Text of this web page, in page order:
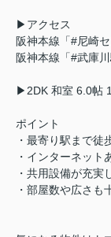
▶アクセス
阪神本線「#尼崎
阪神本線「#武庫
▶2DK 和室 6.0帖
ポイント
・最寄り駅まで徒
・インターネット
・共用設備が充実
・部屋数や広さも